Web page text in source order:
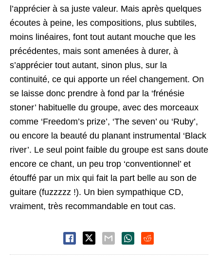
l’apprécier à sa juste valeur. Mais après quelques
écoutes à peine, les compositions, plus subtiles,
moins linéaires, font tout autant mouche que les
précédentes, mais sont amenées à durer, à
s’apprécier tout autant, sinon plus, sur la
continuité, ce qui apporte un réel changement. On
se laisse donc prendre à fond par la ‘frénésie
stoner’ habituelle du groupe, avec des morceaux
comme ‘Freedom’s prize’, ‘The seven’ ou ‘Ruby’,
ou encore la beauté du planant instrumental ‘Black
river’. Le seul point faible du groupe est sans doute
encore ce chant, un peu trop ‘conventionnel’ et
étouffé par un mix qui fait la part belle au son de
guitare (fuzzzzz !). Un bien sympathique CD,
vraiment, très recommandable en tout cas.